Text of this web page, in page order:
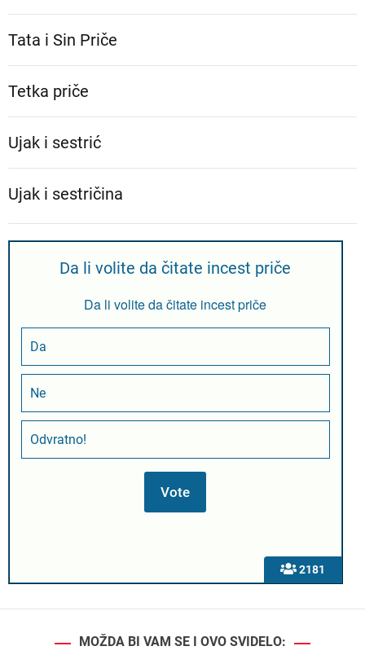
Tata i Sin Priče
Tetka priče
Ujak i sestrić
Ujak i sestričina
2181
Da li volite da čitate incest priče
Da li volite da čitate incest priče
Da
Ne
Odvratno!
MOŽDA BI VAM SE I OVO SVIDELO: